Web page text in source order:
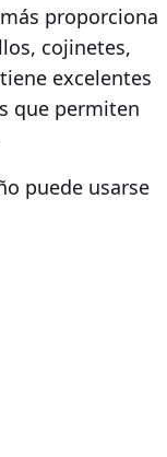
proporciona
cojinetes,
excelentes
que permiten
puede usarse